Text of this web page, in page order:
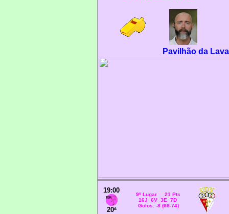
Pavilhão da
19:00
20ª
9º Lugar 21 Pts
16J 6V 3E 7D
Golos: -8 (66-74)